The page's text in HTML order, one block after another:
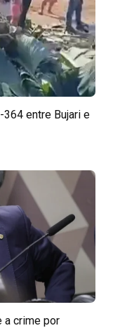
entre Bujari e
a crime por